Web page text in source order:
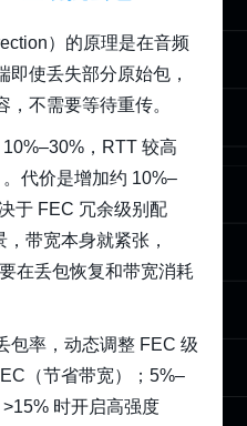
）的原理是在音频
使丢失部分原始包，
不需要等待重传。
，RTT 较高
。代价是增加约 10%–
于 FEC 冗余级别配
带宽本身就紧张，
在丢包恢复和带宽消耗
包率，动态调整 FEC 级
（节省带宽）；5%–
时开启高强度